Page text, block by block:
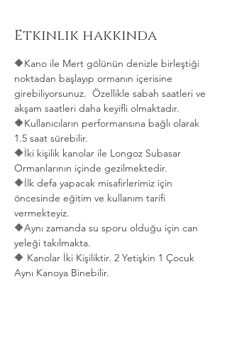
Etkinlik hakkında
🔶Kano ile Mert gölünün denizle birleştiği
noktadan başlayıp ormanın içerisine
girebiliyorsunuz.  Özellikle sabah saatleri ve
akşam saatleri daha keyifli olmaktadır.
🔶Kullanıcıların performansına bağlı olarak
1.5 saat sürebilir.
🔶İki kişilik kanolar ile Longoz Subasar
Ormanlarının içinde gezilmektedir.
🔶İlk defa yapacak misafirlerimiz için
öncesinde eğitim ve kullanım tarifi
vermekteyiz.
🔶Aynı zamanda su sporu olduğu için can
yeleği takılmakta.
🔶 Kanolar İki Kişiliktir. 2 Yetişkin 1 Çocuk
Aynı Kanoya Binebilir.